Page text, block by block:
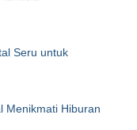
Seru untuk
Menikmati Hiburan